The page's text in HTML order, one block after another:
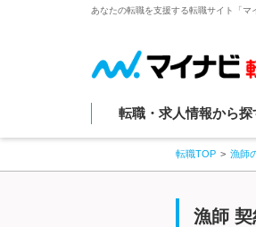
あなたの転職を支援する転職サイト「
転職・求人情報から探
転職TOP 漁師
漁師